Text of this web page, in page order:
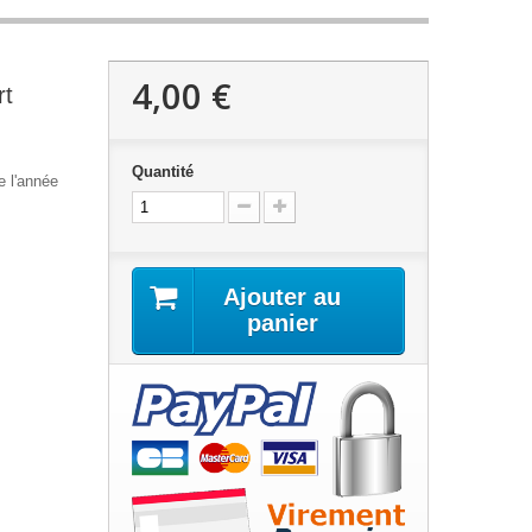
l'année
4,00 €
Quantité
Ajouter au
panier